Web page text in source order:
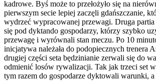
kadrowe. Byś może to przełożyło się na
pierwszym secie lepiej zaczęli gdańszczanie,
wydrzeć wypracowanej przewagi. Druga partia
się pod dyktando gospodarzy, którzy szybko
przewagę i wyrównali stan meczu. Po 10
inicjatywa należała do podopiecznych trenera
drugiej części seta będzinianie zerwali się do
odmienić losów rywalizacji. Tak jak trzeci set
tym razem do gospodarze dyktowali warunki,